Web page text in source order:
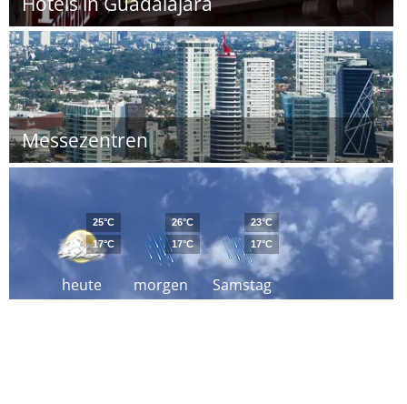
Messezentren
heute
25°C
17°C
morgen
26°C
17°C
Samstag
23°C
17°C